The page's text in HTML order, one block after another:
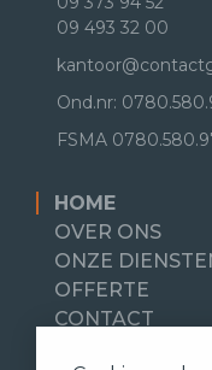
09 493 32 00
Ond.nr:
FSMA
HOME
OVER ONS
ONZE
OFFERTE
CONTACT